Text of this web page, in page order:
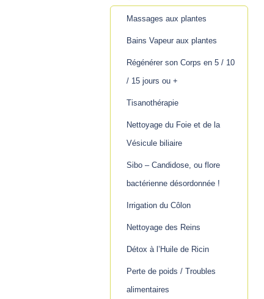
Massages aux plantes
Bains Vapeur aux plantes
Régénérer son Corps en 5 / 10
/ 15 jours ou +
Tisanothérapie
Nettoyage du Foie et de la
Vésicule biliaire
Sibo – Candidose, ou flore
bactérienne désordonnée !
Irrigation du Côlon
Nettoyage des Reins
Détox à l’Huile de Ricin
Perte de poids / Troubles
alimentaires